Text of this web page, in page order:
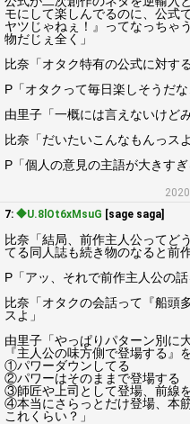
モにして楽しんでるのに、公式
ヤツじゃねぇ！』ってなっちゃ
物だじぇ全く」
比奈「オタク特有の公式に対す
P「オタクって毎日楽しそうだ
由里子「一概には言えないけど
比奈「だいたいこんなもんっス
P「個人の意見の主語が大きす
7: ◆U.8lOt6xMsuG [sage saga]
比奈「結局、前作主人公って
てる同人誌も続き物のなると前
P「アッ、それで前作主人公の
比奈「オタクの会話って『船頭
スよ」
由里子「やっぱりパターン別に
『主人公の味方側で登場する』
①パワーダウンしてる
②パワーはそのままで登場する
③師匠や上司として登場、前線
④本当にさらっとだけ登場、本
これくらい？」